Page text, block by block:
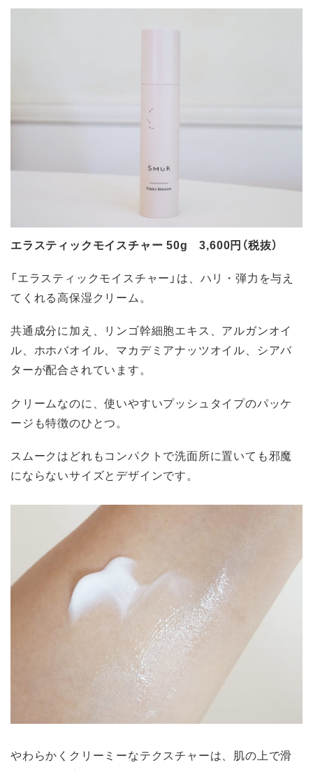
エラスティックモイスチャー 50g 3,600円（税抜）
「エラスティックモイスチャー」は、ハリ・弾力を与え
てくれる高保湿クリーム。
共通成分に加え、リンゴ幹細胞エキス、アルガンオイ
ル、ホホバオイル、マカデミアナッツオイル、シアバ
ターが配合されています。
クリームなのに、使いやすいプッシュタイプのパッケ
ージも特徴のひとつ。
スムークはどれもコンパクトで洗面所に置いても邪魔
にならないサイズとデザインです。
やわらかくクリーミーなテクスチャーは、肌の上で滑